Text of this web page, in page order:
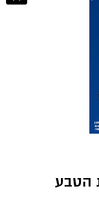
הטבע